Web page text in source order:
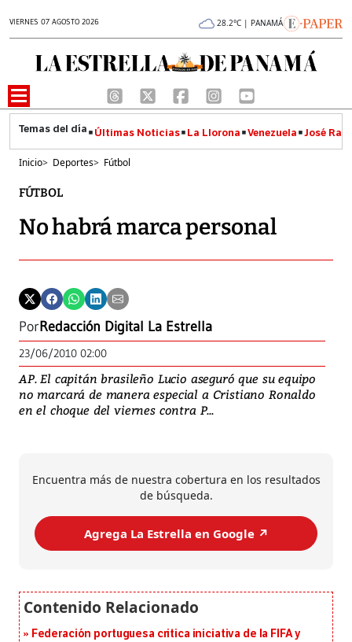
VIERNES 07 AGOSTO 2026 28.2°C | PANAMÁ
Últimas Noticias La Llorona Venezuela José
Inicio> Deportes> Fútbol
FÚTBOL
No habrá marca personal
PorRedacción Digital La Estrella
23/06/2010 02:00
AP. El capitán brasileño Lucio aseguró que su equipo
no marcará de manera especial a Cristiano Ronaldo
en el choque del viernes contra P...
Encuentra más de nuestra cobertura en los resultados
de búsqueda.
Agrega La Estrella en Google ↗️
Federación portuguesa critica iniciativa de la FIFA y